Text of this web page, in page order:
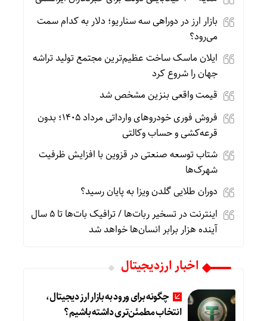
بازار ارز در دوراهی سه سناریو؛ دلار به کدام سمت
می‌رود؟
ایلان ماسک ساخت عظیم‌ترین مجتمع تولید تراشه
جهان را شروع کرد
قیمت واقعی بنزین مشخص شد
فروش فوری خودروهای وارداتی مرداد ۱۴۰۵؛ بدون
قرعه‌کشی و حساب وکالتی
شتاب توسعه صنعتی در قزوین با افزایش ظرفیت
شهرک‌ها
دوران طلایی گلدن ویزا به پایان رسید؟
اینترنت در تسخیر ربات‌ها / ترافیک بات‌ها تا ۵ سال
آینده هزار برابر انسان‌ها خواهد شد
اخبار ارزدیجیتال
چگونه برای ورود به بازار ارز دیجیتال،
انتخاب مطمئن‌تری داشته باشیم؟